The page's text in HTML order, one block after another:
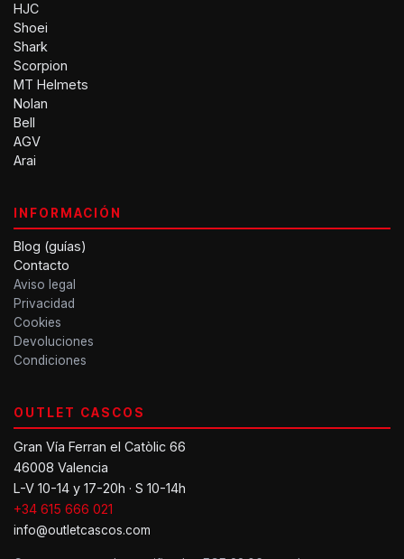
HJC
Shoei
Shark
Scorpion
MT Helmets
Nolan
Bell
AGV
Arai
INFORMACIÓN
Blog (guías)
Contacto
Aviso legal
Privacidad
Cookies
Devoluciones
Condiciones
OUTLET CASCOS
Gran Vía Ferran el Catòlic 66
46008 Valencia
L-V 10-14 y 17-20h · S 10-14h
+34 615 666 021
info@outletcascos.com